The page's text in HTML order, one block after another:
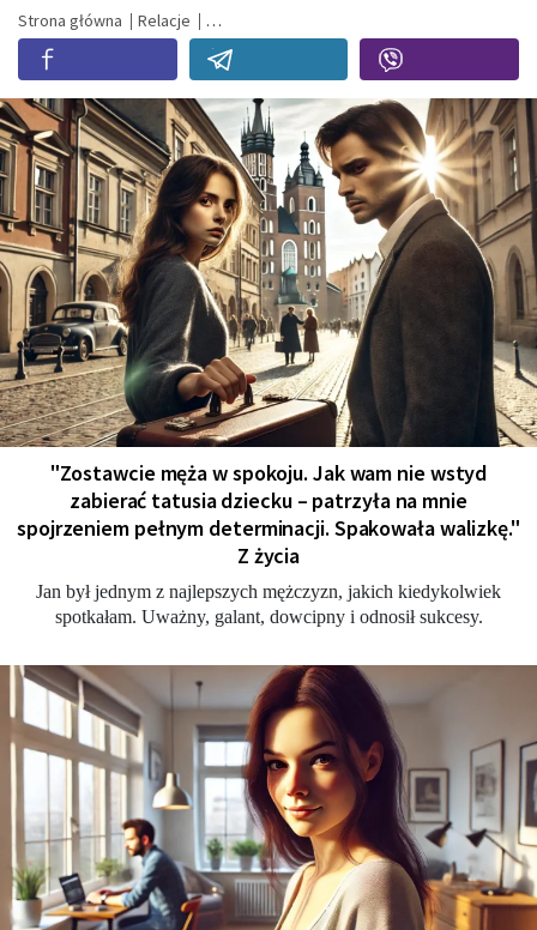
Strona główna Relacje
"Zostawcie męża w spokoju. Jak wam nie wstyd
zabierać tatusia dziecku – patrzyła na mnie
spojrzeniem pełnym determinacji. Spakowała walizkę."
Z życia
Jan był jednym z najlepszych mężczyzn, jakich kiedykolwiek
spotkałam. Uważny, galant, dowcipny i odnosił sukcesy.